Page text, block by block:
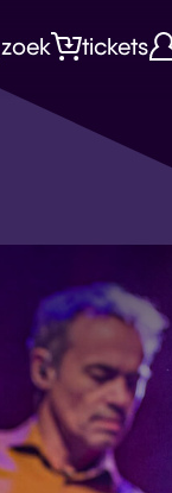
zoek tickets